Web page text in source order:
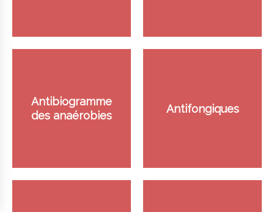
Antibiogramme
des anaérobies
Antifongiques